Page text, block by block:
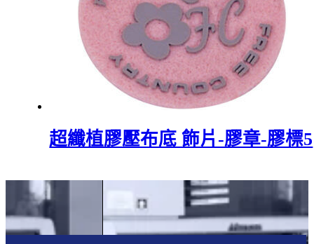
超纖植膠壓布底 飾片-膠章-膠標5